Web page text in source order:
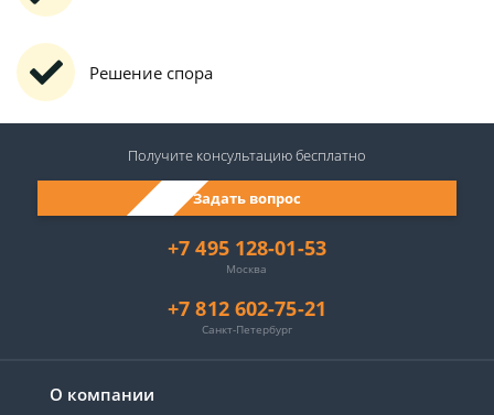
Решение спора
О компании
+7 495 128-01-53
Москва
+7 812 602-75-21
Санкт-Петербург
Задать вопрос
Получите консультациюбесплатно